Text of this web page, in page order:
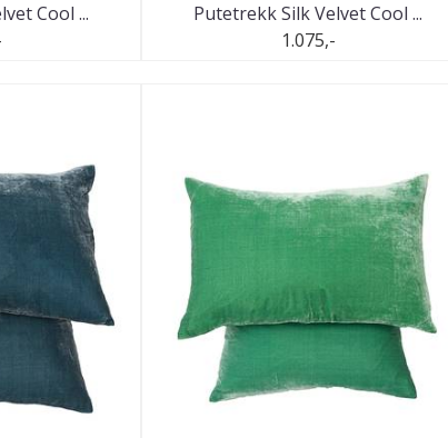
Cool ...
Putetrekk Silk Velvet Cool ...
1.075,-